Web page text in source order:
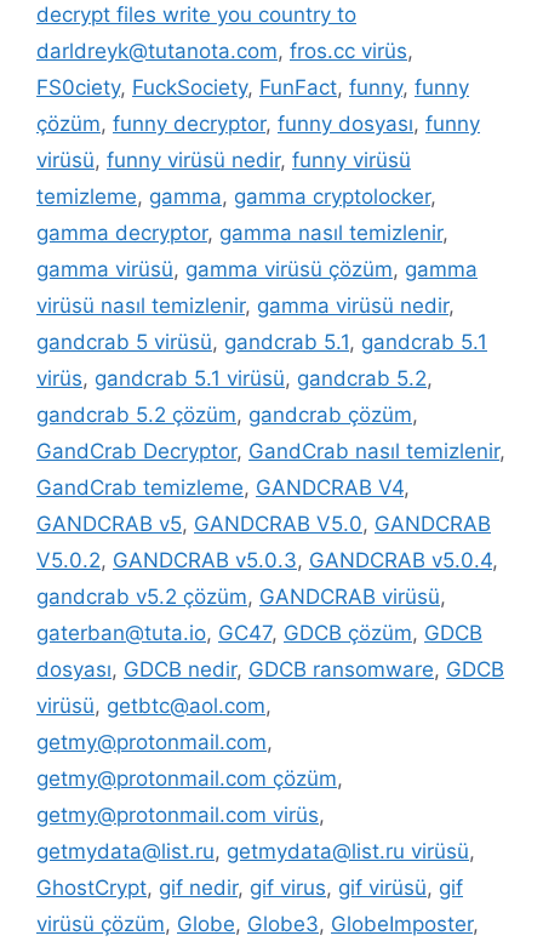
decrypt files write you country to
darldreyk@tutanota.com, fros.cc virüs,
FS0ciety, FuckSociety, FunFact, funny, funny
çözüm, funny decryptor, funny dosyası, funny
virüsü, funny virüsü nedir, funny virüsü
temizleme, gamma, gamma cryptolocker,
gamma decryptor, gamma nasıl temizlenir,
gamma virüsü, gamma virüsü çözüm, gamma
virüsü nasıl temizlenir, gamma virüsü nedir,
gandcrab 5 virüsü, gandcrab 5.1, gandcrab 5.1
virüs, gandcrab 5.1 virüsü, gandcrab 5.2,
gandcrab 5.2 çözüm, gandcrab çözüm,
GandCrab Decryptor, GandCrab nasıl temizlenir,
GandCrab temizleme, GANDCRAB V4,
GANDCRAB v5, GANDCRAB V5.0, GANDCRAB
V5.0.2, GANDCRAB v5.0.3, GANDCRAB v5.0.4,
gandcrab v5.2 çözüm, GANDCRAB virüsü,
gaterban@tuta.io, GC47, GDCB çözüm, GDCB
dosyası, GDCB nedir, GDCB ransomware, GDCB
virüsü, getbtc@aol.com,
getmy@protonmail.com,
getmy@protonmail.com çözüm,
getmy@protonmail.com virüs,
getmydata@list.ru, getmydata@list.ru virüsü,
GhostCrypt, gif nedir, gif virus, gif virüsü, gif
virüsü çözüm, Globe, Globe3, GlobeImposter,